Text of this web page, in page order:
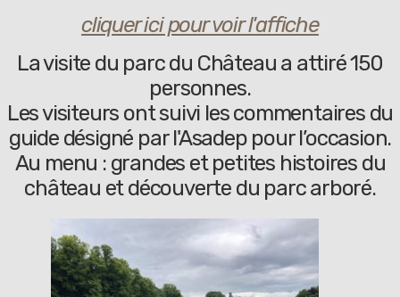
cliquer ici pour voir l'affiche
La visite du parc du Château a attiré 150
personnes.
Les visiteurs ont suivi les commentaires du
guide désigné par l'Asadep pour l’occasion.
Au menu : grandes et petites histoires du
château et découverte du parc arboré.